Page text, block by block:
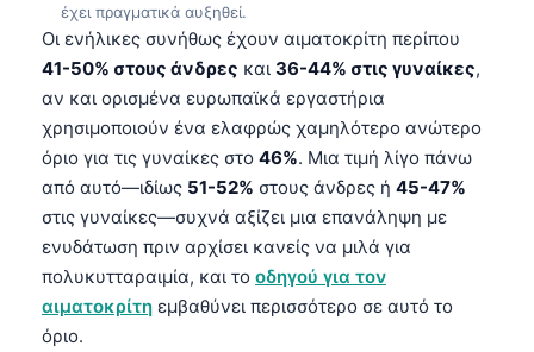
έχει πραγματικά αυξηθεί.
Οι ενήλικες συνήθως έχουν αιματοκρίτη περίπου
41-50% στους άνδρες και 36-44% στις γυναίκες,
αν και ορισμένα ευρωπαϊκά εργαστήρια
χρησιμοποιούν ένα ελαφρώς χαμηλότερο ανώτερο
όριο για τις γυναίκες στο 46%. Μια τιμή λίγο πάνω
από αυτό—ιδίως 51-52% στους άνδρες ή 45-47%
στις γυναίκες—συχνά αξίζει μια επανάληψη με
ενυδάτωση πριν αρχίσει κανείς να μιλά για
πολυκυτταραιμία, και το οδηγού για τον
αιματοκρίτη εμβαθύνει περισσότερο σε αυτό το
όριο.